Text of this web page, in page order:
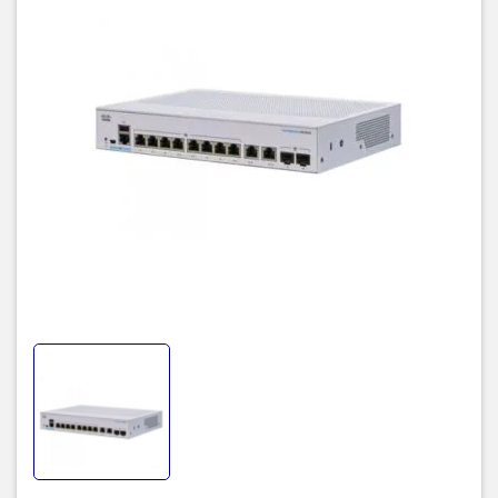
chuyển mạch
20 Gbps
14.88 mpps
Stack phần cứng N/A
Các VLAN dựa trên cổng và dựa trên thẻ